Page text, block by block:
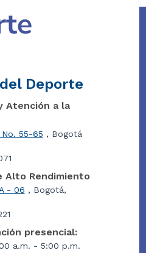
Deporte
Atención a la
No. 55-65 , Bogotá
Alto Rendimiento
- 06 , Bogotá,
presencial:
a.m. - 5:00 p.m.